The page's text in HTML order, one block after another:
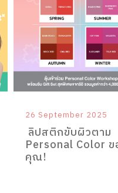
26 September 2025
ลิปสติกขับผิวตาม
Personal Color
คุณ!